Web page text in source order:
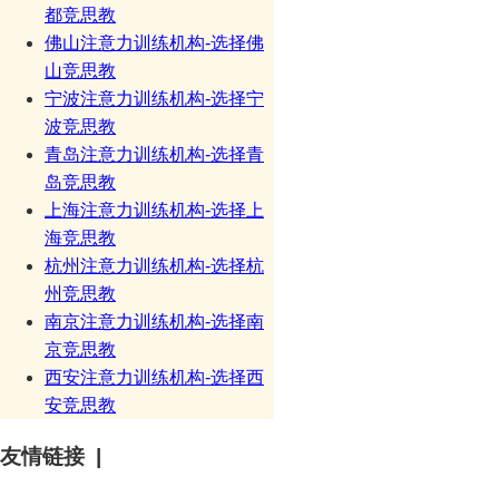
都竞思教
佛山注意力训练机构-选择佛
山竞思教
宁波注意力训练机构-选择宁
波竞思教
青岛注意力训练机构-选择青
岛竞思教
上海注意力训练机构-选择上
海竞思教
杭州注意力训练机构-选择杭
州竞思教
南京注意力训练机构-选择南
京竞思教
西安注意力训练机构-选择西
安竞思教
友情链接 |